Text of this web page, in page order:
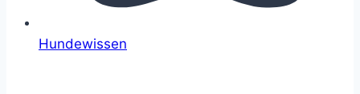
Hundewissen